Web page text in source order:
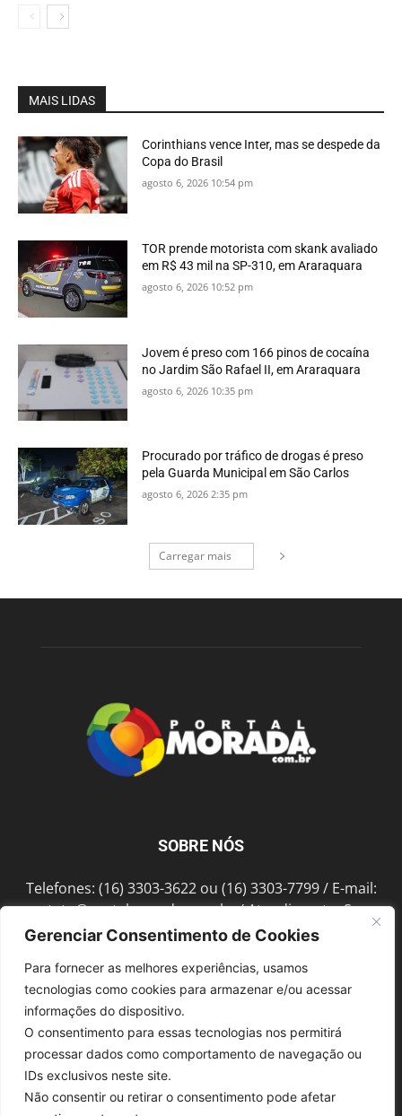
Gerenciar Consentimento de Cookies
Para fornecer as melhores experiências, usamos
tecnologias como cookies para armazenar e/ou acessar
informações do dispositivo.
O consentimento para essas tecnologias nos permitirá
processar dados como comportamento de navegação ou
IDs exclusivos neste site.
Não consentir ou retirar o consentimento pode afetar
MAIS LIDAS
Corinthians vence Inter, mas se despede da
Copa do Brasil
agosto 6, 2026 10:54 pm
TOR prende motorista com skank avaliado
em R$ 43 mil na SP-310, em Araraquara
agosto 6, 2026 10:52 pm
Jovem é preso com 166 pinos de cocaína
no Jardim São Rafael II, em Araraquara
agosto 6, 2026 10:35 pm
Procurado por tráfico de drogas é preso
pela Guarda Municipal em São Carlos
agosto 6, 2026 2:35 pm
Carregar mais
SOBRE NÓS
Telefones: (16) 3303-3622 ou (16) 3303-7799 / E-mail:
contato@portalmorada.com.br/ Atendimento: Seg a
Sex das 8h às 18h / Endereço: Av. Bento de Abreu, 889
SIGA-NOS